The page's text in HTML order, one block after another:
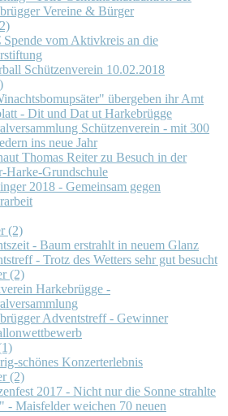
Vereine & Bürger
Spende vom Aktivkreis an die
Schützenverein 10.02.2018
übergeben ihr Amt
- Dit und Dat ut Harkebrügge
Schützenverein - mit 300
ins neue Jahr
Thomas Reiter zu Besuch in der
Harke-Grundschule
2018 - Gemeinsam gegen
(2)
- Baum erstrahlt in neuem Glanz
- Trotz des Wetters sehr gut besucht
(2)
Harkebrügge -
Adventstreff - Gewinner
schönes Konzerterlebnis
(2)
2017 - Nicht nur die Sonne strahlte
- Maisfelder weichen 70 neuen